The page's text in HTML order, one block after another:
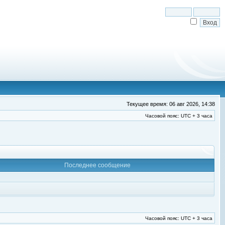
Текущее время: 06 авг 2026, 14:38
Часовой пояс: UTC + 3 часа
Последнее сообщение
Часовой пояс: UTC + 3 часа